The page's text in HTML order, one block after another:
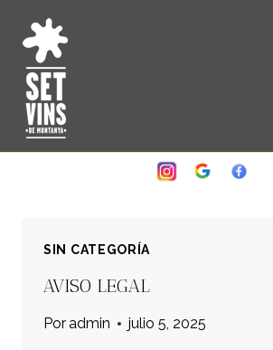
contenido
SIN CATEGORÍA
AVISO LEGAL
Poradmin julio 5, 2025